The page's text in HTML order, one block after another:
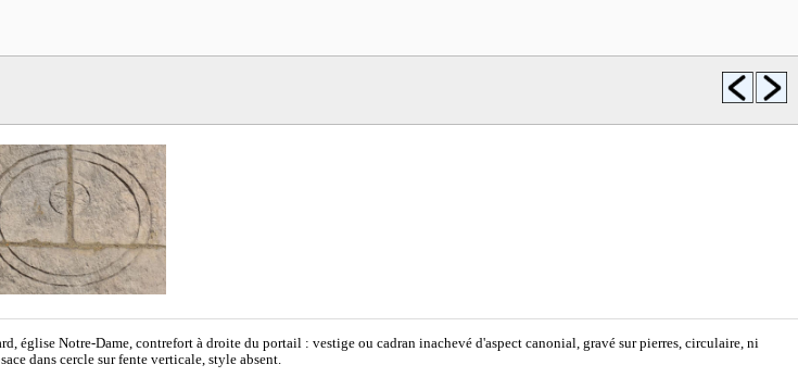
église Notre-Dame, contrefort à droite du portail : vestige ou cadran inachevé d'aspect canonial, gravé sur pierres, circulaire, ni
dans cercle sur fente verticale, style absent.